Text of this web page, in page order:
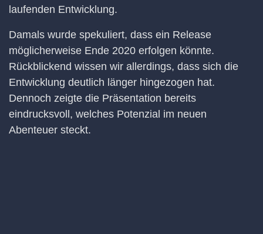
laufenden Entwicklung.
Damals wurde spekuliert, dass ein Release
möglicherweise Ende 2020 erfolgen könnte.
Rückblickend wissen wir allerdings, dass sich die
Entwicklung deutlich länger hingezogen hat.
Dennoch zeigte die Präsentation bereits
eindrucksvoll, welches Potenzial im neuen
Abenteuer steckt.